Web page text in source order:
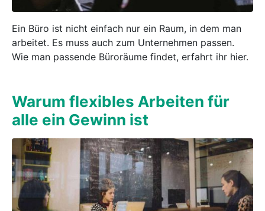
Ein Büro ist nicht einfach nur ein Raum, in dem man
arbeitet. Es muss auch zum Unternehmen passen.
Wie man passende Büroräume findet, erfahrt ihr hier.
Warum flexibles Arbeiten für
alle ein Gewinn ist